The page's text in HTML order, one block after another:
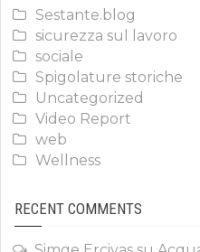
Sestante.blog
sicurezza sul lavoro
sociale
Spigolature storiche
Uncategorized
Video Report
web
Wellness
RECENT COMMENTS